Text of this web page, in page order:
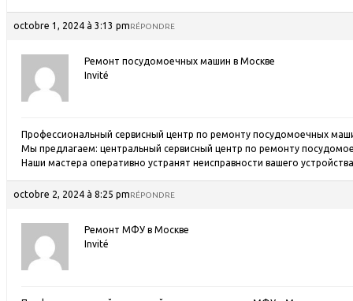
octobre 1, 2024 à 3:13 pmRÉPONDRE
Ремонт посудомоечных машин в Москве
Invité
Профессиональный сервисный центр по ремонту посудомоечных
Мы предлагаем: центральный сервисный центр по ремонту
Наши мастера оперативно устранят неисправности вашего
octobre 2, 2024 à 8:25 pmRÉPONDRE
Ремонт МФУ в Москве
Invité